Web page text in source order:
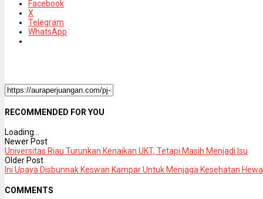
Facebook
X
Telegram
WhatsApp
RECOMMENDED FOR YOU
Loading...
Newer Post
Universitas Riau Turunkan Kenaikan UKT, Tetapi Masih Menjadi Isu
Older Post
Ini Upaya Disbunnak Keswan Kampar Untuk Menjaga Kesehatan
COMMENTS